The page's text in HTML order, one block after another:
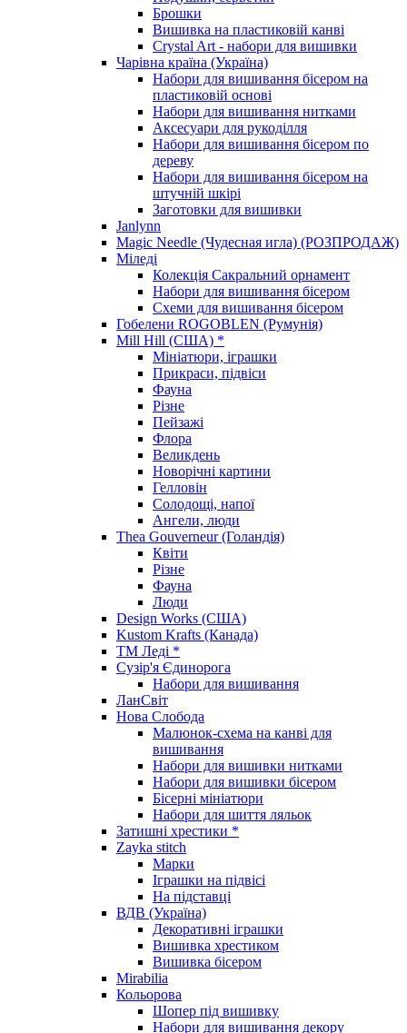
Брошки
Вишивка на пластиковій канві
Crystal Art - набори для вишивки
Чарівна країна (Україна)
Набори для вишивання бісером на
пластиковій основі
Набори для вишивання нитками
Аксесуари для рукоділля
Набори для вишивання бісером по
дереву
Набори для вишивання бісером на
штучній шкірі
Заготовки для вишивки
Janlynn
Magic Needle (Чудесная игла) (РОЗПРОДАЖ)
Міледі
Колекція Сакральний орнамент
Набори для вишивання бісером
Схеми для вишивання бісером
Гобелени ROGOBLEN (Румунія)
Mill Hill (США) *
Мініатюри, іграшки
Прикраси, підвіси
Фауна
Різне
Пейзажі
Флора
Великдень
Новорічні картини
Гелловін
Солодощі, напої
Ангели, люди
Thea Gouverneur (Голандія)
Квіти
Різне
Фауна
Люди
Design Works (США)
Kustom Krafts (Канада)
ТМ Леді *
Сузір'я Єдинорога
Набори для вишивання
ЛанСвіт
Нова Слобода
Малюнок-схема на канві для
вишивання
Набори для вишивки нитками
Набори для вишивки бісером
Бісерні мініатюри
Набори для шиття ляльок
Затишні хрестики *
Zayka stitch
Марки
Іграшки на підвісі
На підставці
ВДВ (Україна)
Декоративні іграшки
Вишивка хрестиком
Вишивка бісером
Mirabilia
Кольорова
Шопер під вишивку
Набори для вишивання декору